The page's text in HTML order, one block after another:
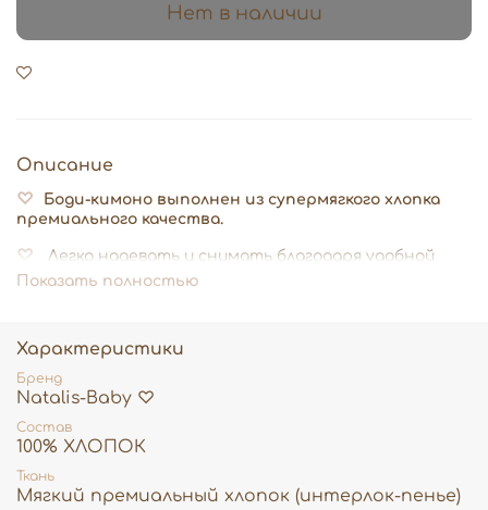
Нет в наличии
Описание
♡
Боди-кимоно выполнен из супермягкого хлопка
премиального качества.
♡
Легко надевать и снимать благодаря удобной
конструкции и застежкам на кнопках.
соответствует Техническому регламенту
Таможенного союза EAC, прошла
государственную регистрацию.
Показать полностью
Характеристики
Бренд
Natalis-Baby ♡
Состав
100% ХЛОПОК
Ткань
Мягкий премиальный хлопок (интерлок-пенье)